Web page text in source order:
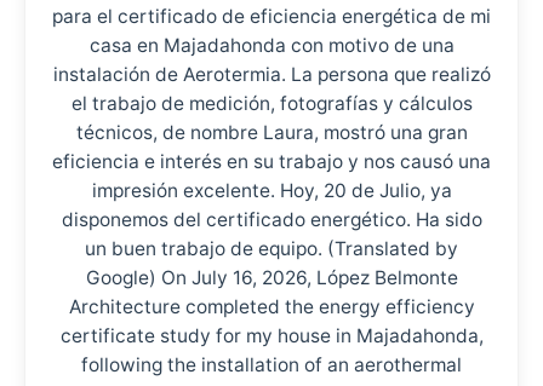
para el certificado de eficiencia energética de mi
casa en Majadahonda con motivo de una
instalación de Aerotermia. La persona que realizó
el trabajo de medición, fotografías y cálculos
técnicos, de nombre Laura, mostró una gran
eficiencia e interés en su trabajo y nos causó una
impresión excelente. Hoy, 20 de Julio, ya
disponemos del certificado energético. Ha sido
un buen trabajo de equipo. (Translated by
Google) On July 16, 2026, López Belmonte
Architecture completed the energy efficiency
certificate study for my house in Majadahonda,
following the installation of an aerothermal